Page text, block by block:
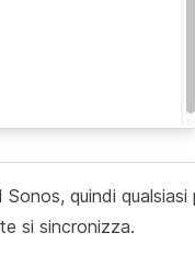
quindi qualsiasi
si sincronizza.